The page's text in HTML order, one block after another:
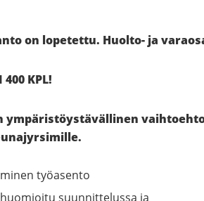
on lopetettu. Huolto- ja
400 KPL!
ympäristöystävällinen
työasento
suunnittelussa ja